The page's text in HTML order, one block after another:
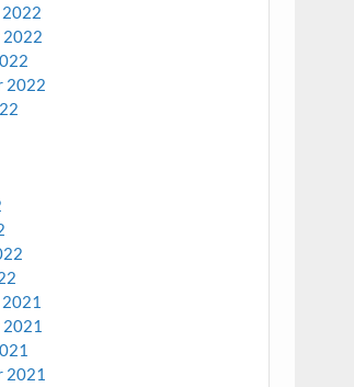
2022
2022
2022
2021
2021